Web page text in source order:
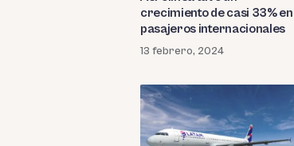
crecimiento de casi 33% en
pasajeros internacionales
13 febrero, 2024